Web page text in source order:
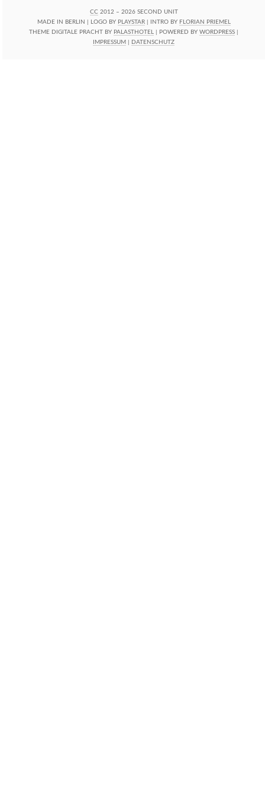
CC 2012 – 2026 SECOND UNIT
MADE IN BERLIN | LOGO BY PLAYSTAR| INTRO BY FLORIAN PRIEMEL
THEME DIGITALE PRACHT BY PALASTHOTEL | POWERED BY WORDPRESS
IMPRESSUM
DATENSCHUTZ